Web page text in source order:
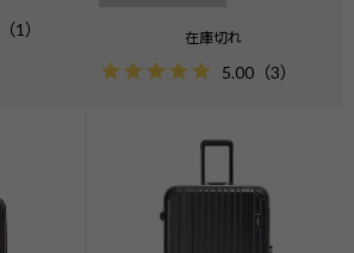
（1） 在庫切れ
5.00 （3）